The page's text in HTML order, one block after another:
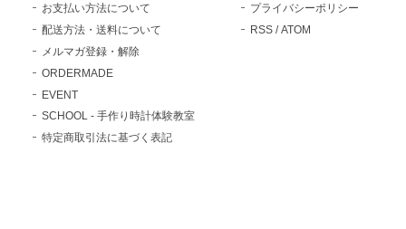
お支払い方法について
配送方法・送料について
メルマガ登録・解除
ORDERMADE
EVENT
SCHOOL - 手作り時計体験教室
特定商取引法に基づく表記
プライバシーポリシー
RSS /ATOM